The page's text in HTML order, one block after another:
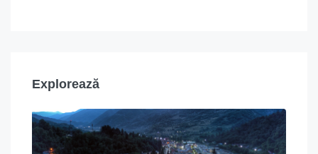
Explorează